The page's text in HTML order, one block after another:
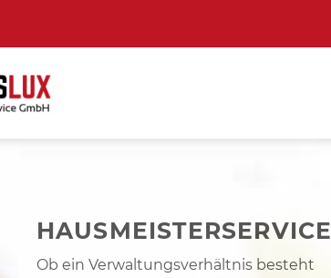
HAUSMEISTERSERVICE
Ob ein Verwaltungsverhältnis besteht